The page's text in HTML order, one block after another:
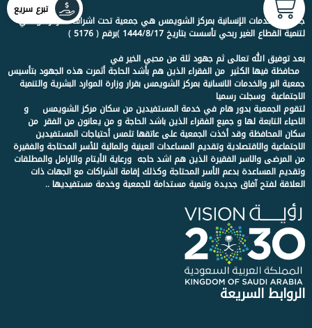
نبذة عنا
جمعية الخدمات الإنسانية بمركز الشويمس هي جمعية تحت اشراف المركز الوطني
لتنمية القطاع الغير ربحي تأسست بتاريخ 1444/8/17 )برقم ( 5176 )
بعد توفيق الله تعالى ثم جهود ثلة من محبي الخير في
محافظة فيها الكثير من الفقراء الذين هم بأشد الحاجة أثمرت هذه الجهود بتأسيس
جمعية البر والخدمات الانسانية بمركز الشويمس بقرار وزارة الموارد البشرية والتنمية
الاجتماعية وسجلت رسميا
لتقوم الجمعية بدور هام في خدمة المستفيدين من سكان مركز الشويمس و
الاحياء التابعة لها و جميع الفقراء الذين باشد الحاجة و من يعانون من الفقر من
سكان المحافظة وقد أخذت الجمعية على عاتقها تلمس أحتياجات المستفيدين
الاجتماعية والاقتصادية وتقديم المساعدات العينية والمالية للأسر المحتاجة والفقيرة
من المرضى والاسر الفقيرة الذين هم اشد حاجه ورعاية الأيتام والارامل والمطلقات
وتقديم المساعدة بدعم الأسر المحتاجة وكذلك إقامة الشراكات مع الجهات ذات
العلاقة لفتح آفاق جديدة وتنمية مستدامة للجمعية وخدمة مستفيديها ..
الروابط السريعة
تبرع سريع